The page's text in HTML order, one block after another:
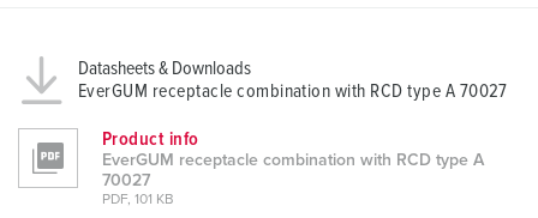
Datasheets & Downloads
EverGUM receptacle combination with RCD type A 70027
Product info
EverGUM receptacle combination with RCD type A
70027
PDF, 101 KB